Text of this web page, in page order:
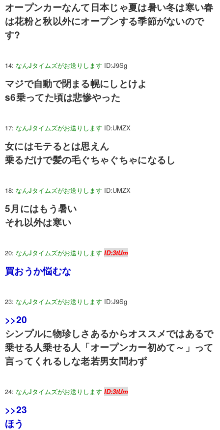
オープンカーなんて日本じゃ夏は暑い冬は寒い春
は花粉と秋以外にオープンする季節がないので
す?
14: なんJタイムズがお送りします ID:J9Sg
マジで自動で閉まる幌にしとけよ
s6乗ってた頃は悲惨やった
17: なんJタイムズがお送りします ID:UMZX
女にはモテるとは思えん
乗るだけで髪の毛ぐちゃぐちゃになるし
18: なんJタイムズがお送りします ID:UMZX
5月にはもう暑い
それ以外は寒い
20: なんJタイムズがお送りします ID:3tUm
買おうか悩むな
23: なんJタイムズがお送りします ID:J9Sg
>>20
シンプルに物珍しさあるからオススメではあるで
乗せる人乗せる人「オープンカー初めて～」って
言ってくれるしな老若男女問わず
24: なんJタイムズがお送りします ID:3tUm
>>23
ほう